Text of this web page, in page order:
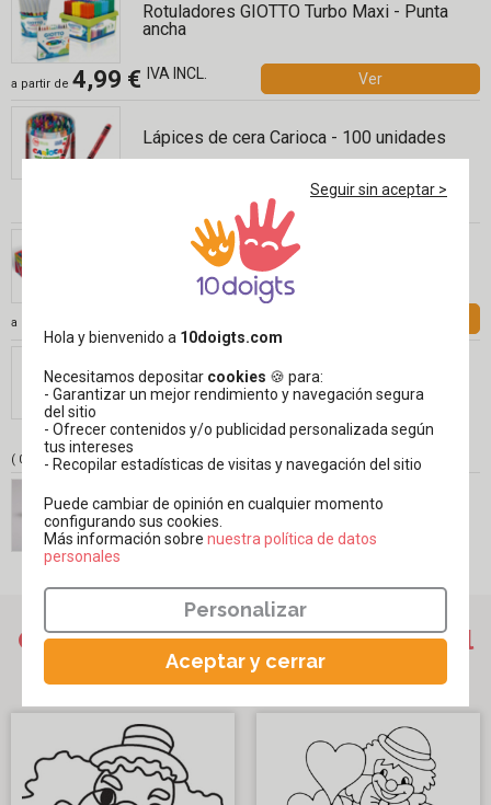
Rotuladores GIOTTO Turbo Maxi - Punta
ancha
a partir de 4,99 € IVA INCL. Ver
Lápices de cera Carioca - 100 unidades
Rotuladores Giotto Bé-bé, 2 años
a partir de
unidades
Réf 04397
7,99€
( 0,80 € / pc)
Papel ligero para dibujo, A4 - 50 hojas
5,99€
Otros dibujos para colorear sobre el
tema "Coloreables de circo"
Seguir sin aceptar >
Hola y bienvenido a 10doigts.com
Necesitamos depositar cookies 🍪 para:
- Garantizar un mejor rendimiento y navegación segura
del sitio
- Ofrecer contenidos y/o publicidad personalizada según
tus intereses
- Recopilar estadísticas de visitas y navegación del sitio
Puede cambiar de opinión en cualquier momento
configurando sus cookies.
Más información sobre ​​​​​​​nuestra política de datos
personales
Personalizar
Aceptar y cerrar